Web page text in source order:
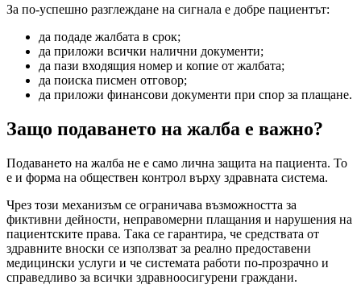
За по-успешно разглеждане на сигнала е добре пациентът:
да подаде жалбата в срок;
да приложи всички налични документи;
да пази входящия номер и копие от жалбата;
да поиска писмен отговор;
да приложи финансови документи при спор за плащане.
Защо подаването на жалба е важно?
Подаването на жалба не е само лична защита на пациента. То
е и форма на обществен контрол върху здравната система.
Чрез този механизъм се ограничава възможността за
фиктивни дейности, неправомерни плащания и нарушения на
пациентските права. Така се гарантира, че средствата от
здравните вноски се използват за реално предоставени
медицински услуги и че системата работи по-прозрачно и
справедливо за всички здравноосигурени граждани.